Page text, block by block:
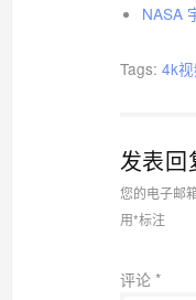
NASA
Tags: 4k
发表回
您的电子邮
用*标注
评论 *